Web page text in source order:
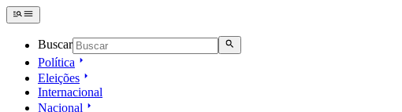
Buscar
Política
Eleições
Internacional
Nacional